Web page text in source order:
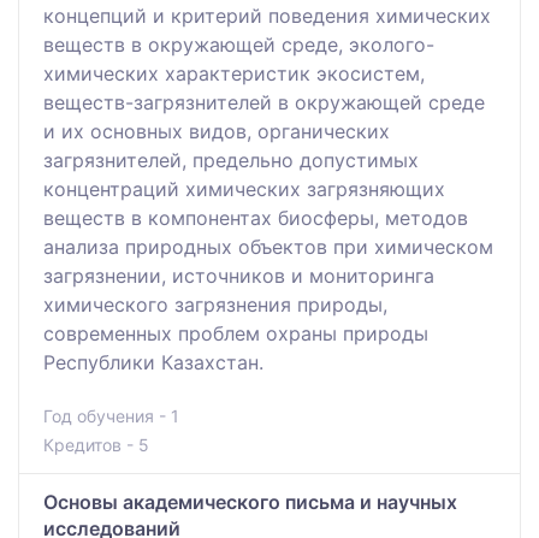
концепций и критерий поведения химических
веществ в окружающей среде, эколого-
химических характеристик экосистем,
веществ-загрязнителей в окружающей среде
и их основных видов, органических
загрязнителей, предельно допустимых
концентраций химических загрязняющих
веществ в компонентах биосферы, методов
анализа природных объектов при химическом
загрязнении, источников и мониторинга
химического загрязнения природы,
современных проблем охраны природы
Республики Казахстан.
Год обучения - 1
Кредитов - 5
Основы академического письма и научных
исследований